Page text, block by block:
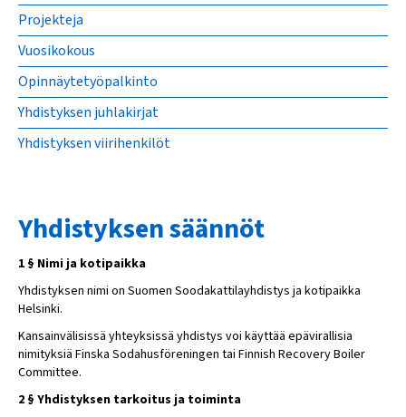
Projekteja
Vuosikokous
Opinnäytetyöpalkinto
Yhdistyksen juhlakirjat
Yhdistyksen viirihenkilöt
Yhdistyksen säännöt
1 § Nimi ja kotipaikka
Yhdistyksen nimi on Suomen Soodakattilayhdistys ja kotipaikka
Helsinki.
Kansainvälisissä yhteyksissä yhdistys voi käyttää epävirallisia
nimityksiä Finska Sodahusföreningen tai Finnish Recovery Boiler
Committee.
2 § Yhdistyksen tarkoitus ja toiminta